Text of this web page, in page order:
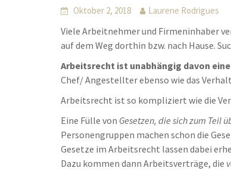
Oktober 2, 2018 Laurene Rodrigues
Viele Arbeitnehmer und Firmeninhaber
auf dem Weg dorthin bzw. nach Hause.
Arbeitsrecht ist unabhängig davon
Chef/ Angestellter ebenso wie das
Arbeitsrecht ist so kompliziert wie die
Eine Fülle von Gesetzen, die sich zum Teil
Personengruppen machen schon die
Gesetze im Arbeitsrecht lassen dabei
Dazu kommen dann Arbeitsverträge, die